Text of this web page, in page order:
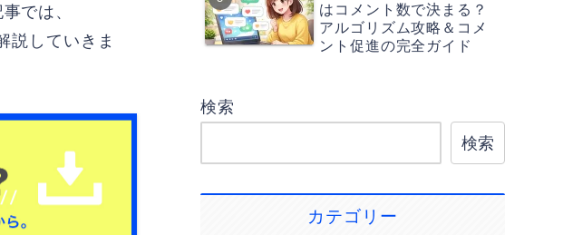
では、
説していきま
はコメント数で決まる？
アルゴリズム攻略＆コメ
ント促進の完全ガイド
検索
検索
カテゴリー